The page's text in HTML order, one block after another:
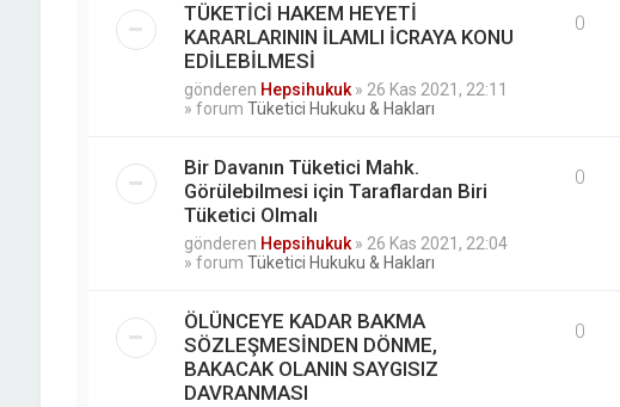
TÜKETİCİ HAKEM HEYETİ
KARARLARININ İLAMLI İCRAYA KONU
EDİLEBİLMESİ
gönderen Hepsihukuk» 26 Kas 2021, 22:11
» forum Tüketici Hukuku & Hakları
0
Bir Davanın Tüketici Mahk.
Görülebilmesi için Taraflardan Biri
Tüketici Olmalı
gönderen Hepsihukuk» 26 Kas 2021, 22:04
» forum Tüketici Hukuku & Hakları
0
ÖLÜNCEYE KADAR BAKMA
SÖZLEŞMESİNDEN DÖNME,
BAKACAK OLANIN SAYGISIZ
DAVRANMASI
0